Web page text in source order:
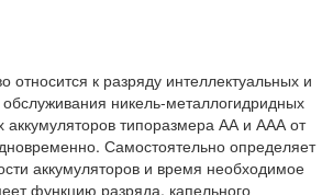
относится к разряду интеллектуальных и
никель-металлогидридных
аккумуляторов типоразмера АА и ААА от
Самостоятельно определяет
аккумуляторов и время необходимое
функцию разряда, капельного